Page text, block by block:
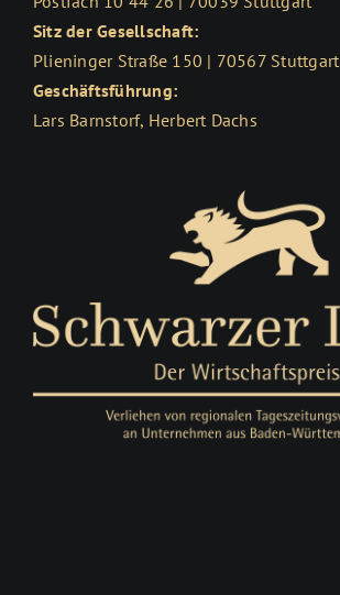
Sitz der Gesellschaft:
Plieninger Straße 150 | 70567 Stuttgart
Geschäftsführung:
Lars Barnstorf, Herbert Dachs